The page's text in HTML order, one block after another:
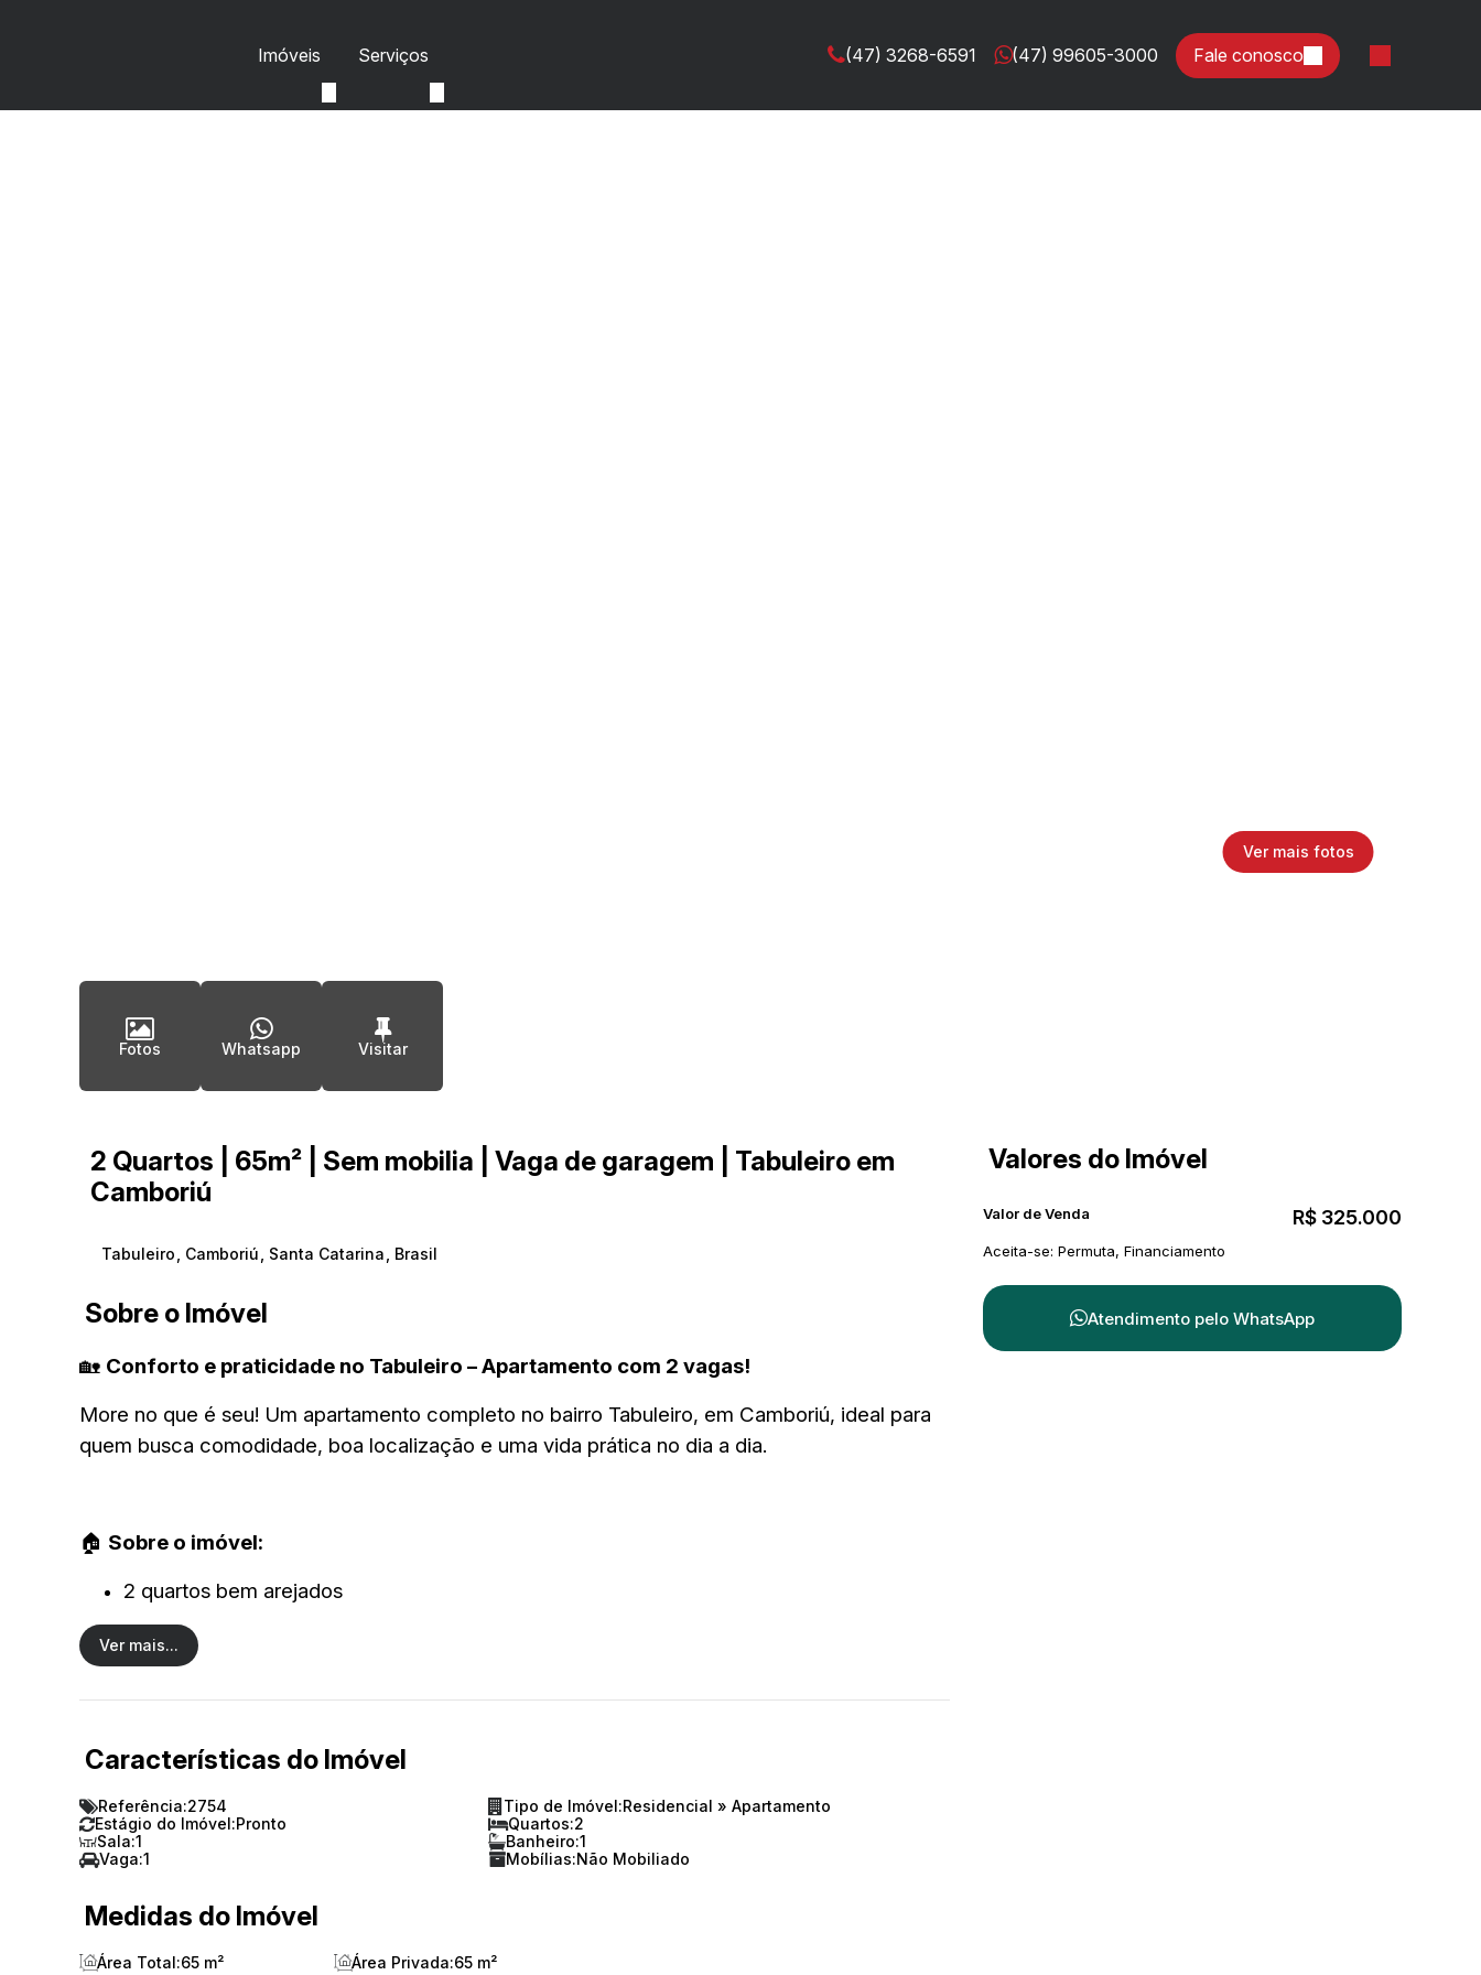
Imóveis Serviços Fale conosco
(47) 3268-6591 (47) 99605-3000
Fotos Whatsapp
2 Quartos | 65m² | Sem mobilia | Vaga de garagem | Tabuleiro em
Camboriú
Tabuleiro Camboriú Santa Catarina Brasil
Sobre o Imóvel
🏡 Conforto e praticidade no Tabuleiro – Apartamento com 2 vagas!
More no que é seu! Um apartamento completo no bairro Tabuleiro, em Camboriú, ideal para
quem busca comodidade, boa localização e uma vida prática no dia a dia.
🏠 Sobre o imóvel:
2 quartos bem arejados
Sala integrada com a cozinha
Revestimento em cerâmica
65 m² de área total bem distribuída
Ver mais...
Características do Imóvel
Referência:2754 Tipo de Imóvel:Residencial » Apartamento
Estágio do Imóvel:Pronto Quartos:2
Sala:1 Banheiro:1
Vaga:1 Mobílias:Não Mobiliado
Medidas do Imóvel
Área Total:65 m² Área Privada:65 m²
Valores do Imóvel
R$ 325.000
Valor de Venda
Aceita-se: Permuta, Financiamento
Atendimento pelo WhatsApp